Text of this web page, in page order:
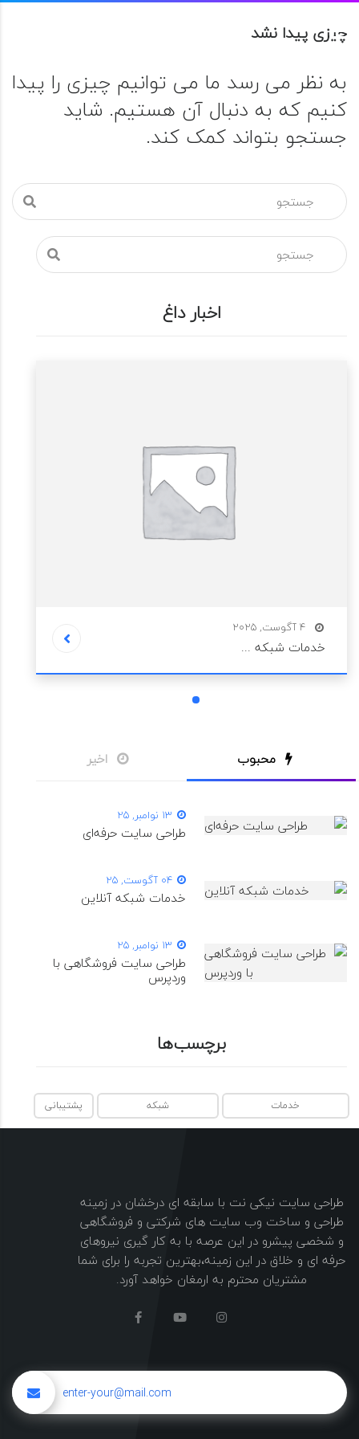
چیزی پیدا نشد
به نظر می رسد ما می توانیم چیزی را پیدا
کنیم که به دنبال آن هستیم. شاید
جستجو بتواند کمک کند.
اخبار داغ
4 آگوست, 2025
خدمات شبکه ...
1
محبوب اخیر
13 نوامبر, 25
طراحی سایت حرفه‌ای
04 آگوست, 25
خدمات شبکه آنلاین
13 نوامبر, 25
طراحی سایت فروشگاهی با
وردپرس
برچسب‌ها
خدمات شبکه پشتیبانی
طراحی سایت نیکی نت با سابقه ای درخشان در زمینه
طراحی و ساخت وب سایت های شرکتی و فروشگاهی
و شخصی پیشرو در این عرصه با به کار گیری نیروهای
حرفه ای و خلاق در این زمینه،بهترین تجربه را برای شما
مشتریان محترم به ارمغان خواهد آورد.